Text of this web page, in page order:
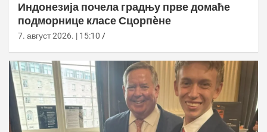
Индонезија почела градњу прве домаће
подморнице класе Сцорпèне
7. август 2026. | 15:10